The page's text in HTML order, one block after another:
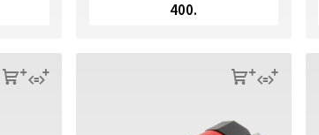
400.
sq sq